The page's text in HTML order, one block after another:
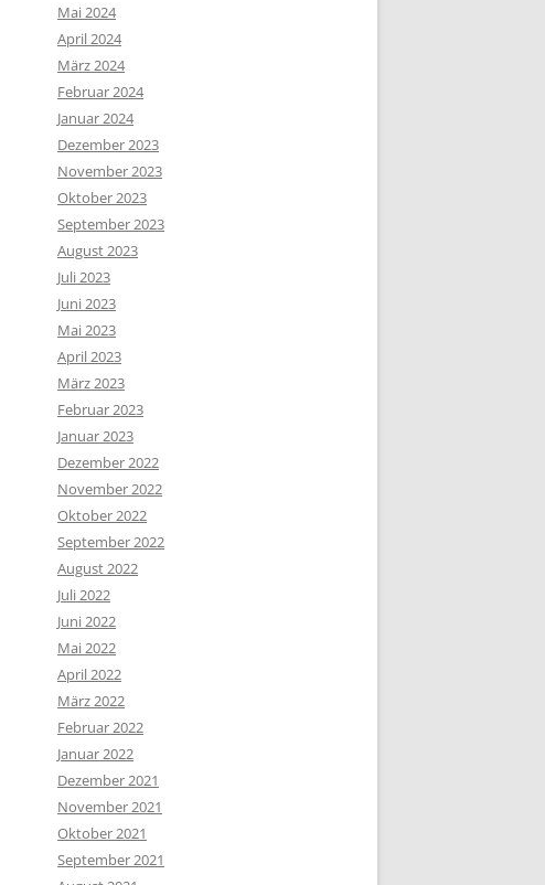
Mai 2024
April 2024
März 2024
Februar 2024
Januar 2024
Dezember 2023
November 2023
Oktober 2023
September 2023
August 2023
Juli 2023
Juni 2023
Mai 2023
April 2023
März 2023
Februar 2023
Januar 2023
Dezember 2022
November 2022
Oktober 2022
September 2022
August 2022
Juli 2022
Juni 2022
Mai 2022
April 2022
März 2022
Februar 2022
Januar 2022
Dezember 2021
November 2021
Oktober 2021
September 2021